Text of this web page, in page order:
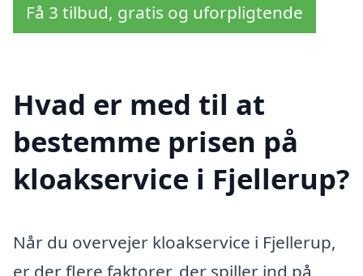
Få 3 tilbud, gratis og uforpligtende
Hvad er med til at
bestemme prisen på
kloakservice i Fjellerup?
Når du overvejer kloakservice i Fjellerup,
er der flere faktorer, der spiller ind på